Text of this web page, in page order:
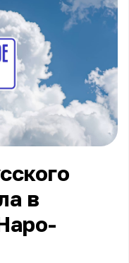
в